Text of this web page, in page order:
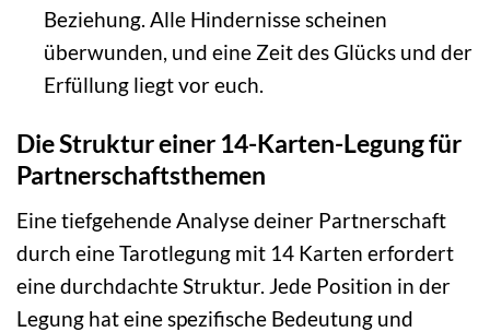
Beziehung. Alle Hindernisse scheinen
überwunden, und eine Zeit des Glücks und der
Erfüllung liegt vor euch.
Die Struktur einer 14-Karten-Legung für
Partnerschaftsthemen
Eine tiefgehende Analyse deiner Partnerschaft
durch eine Tarotlegung mit 14 Karten erfordert
eine durchdachte Struktur. Jede Position in der
Legung hat eine spezifische Bedeutung und